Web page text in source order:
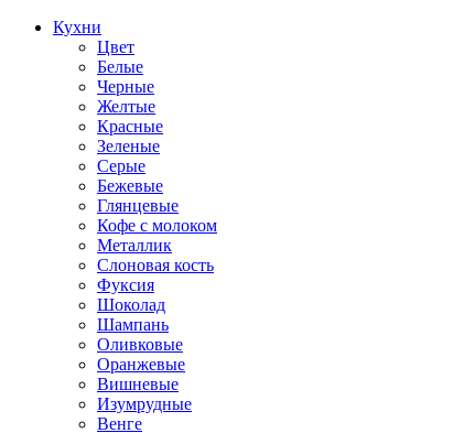
Кухни
Цвет
Белые
Черные
Желтые
Красные
Зеленые
Серые
Бежевые
Глянцевые
Кофе с молоком
Металлик
Слоновая кость
Фуксия
Шоколад
Шампань
Оливковые
Оранжевые
Вишневые
Изумрудные
Венге